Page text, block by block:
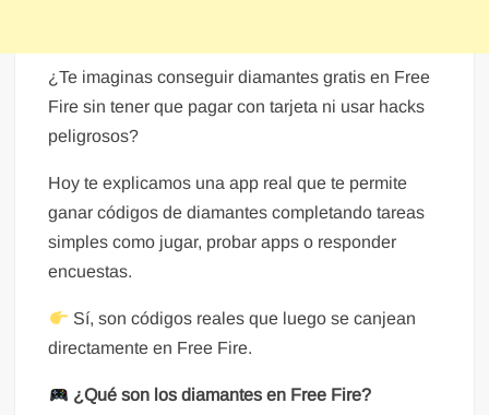
¿Te imaginas conseguir diamantes gratis en Free
Fire sin tener que pagar con tarjeta ni usar hacks
peligrosos?
Hoy te explicamos una app real que te permite
ganar códigos de diamantes completando tareas
simples como jugar, probar apps o responder
encuestas.
Sí, son códigos reales que luego se canjean
directamente en Free Fire.
¿Qué son los diamantes en Free Fire?